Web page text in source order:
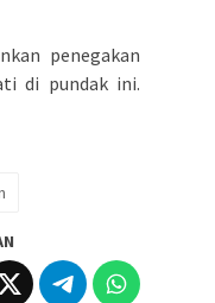
penegakan
di pundak ini.